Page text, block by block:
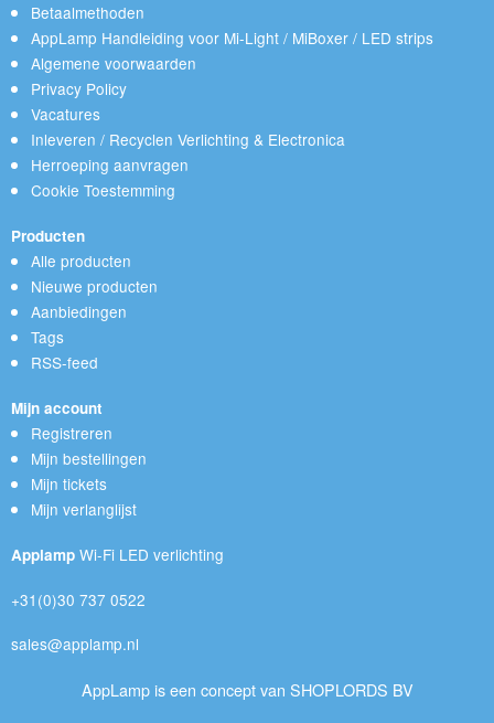
Betaalmethoden
AppLamp Handleiding voor Mi-Light / MiBoxer / LED strips
Algemene voorwaarden
Privacy Policy
Vacatures
Inleveren / Recyclen Verlichting & Electronica
Herroeping aanvragen
Cookie Toestemming
Producten
Alle producten
Nieuwe producten
Aanbiedingen
Tags
RSS-feed
Mijn account
Registreren
Mijn bestellingen
Mijn tickets
Mijn verlanglijst
Applamp Wi-Fi LED verlichting
+31(0)30 737 0522
sales@applamp.nl
AppLamp is een concept van SHOPLORDS BV